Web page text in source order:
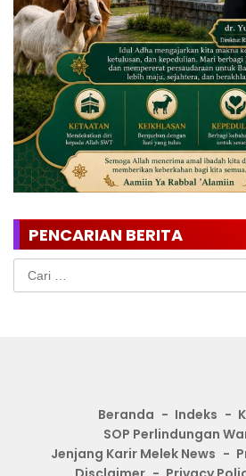
PENCARIAN BERITA
Cari
untuk:
Beranda Indeks
SOP Perlindungan
Jenjang Karir Melek News